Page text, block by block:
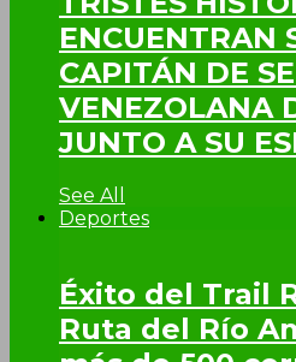
ENCUENTRAN
CAPITÁN DE
VENEZOLANA
JUNTO A SU
See All
Deportes
Éxito del Trail
Ruta del Río